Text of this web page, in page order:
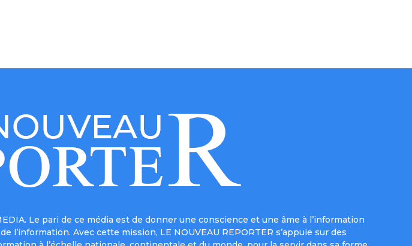
Le pari de ce média est de donner une conscience et une âme à l’information
l’information. Avec cette mission, LE NOUVEAU REPORTER s’appuie sur des